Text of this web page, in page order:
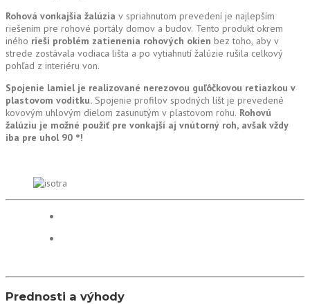
Rohová vonkajšia žalúzia v spriahnutom prevedení je najlepším
riešením pre rohové portály domov a budov. Tento produkt okrem
iného rieši problém zatienenia rohových okien bez toho, aby v
strede zostávala vodiaca lišta a po vytiahnutí žalúzie rušila celkový
pohľad z interiéru von.
Spojenie lamiel je realizované nerezovou guľôčkovou retiazkou v
plastovom vodítku. Spojenie profilov spodných líšt je prevedené
kovovým uhlovým dielom zasunutým v plastovom rohu. Rohovú
žalúziu je možné použiť pre vonkajší aj vnútorný roh, avšak vždy
iba pre uhol 90 °!
Prednosti a výhody